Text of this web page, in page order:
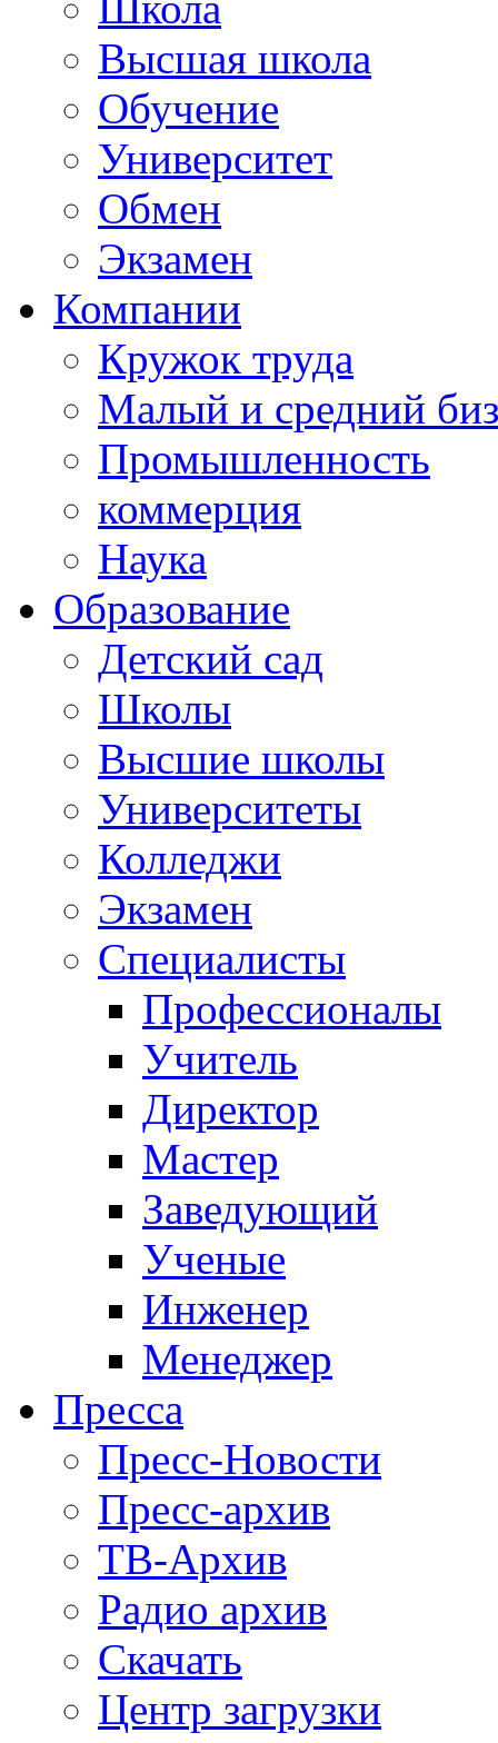
Высшая школа
Обучение
Университет
Обмен
Экзамен
Компании
Кружок труда
Малый и средний
Промышленность
коммерция
Наука
Образование
Детский сад
Школы
Высшие школы
Университеты
Колледжи
Экзамен
Специалисты
Профессионалы
Учитель
Директор
Мастер
Заведующий
Ученые
Инженер
Менеджер
Пресса
Пресс-Новости
Пресс-архив
ТВ-Архив
Радио архив
Скачать
Центр загрузки